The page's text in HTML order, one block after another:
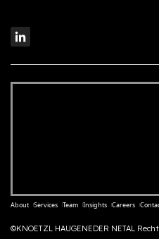
About Services Team Insights Careers
©KNOETZL HAUGENEDER NETAL